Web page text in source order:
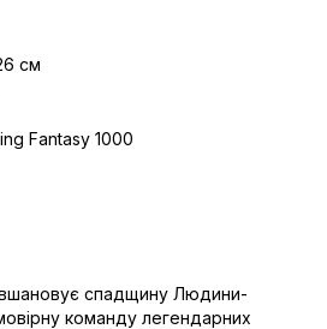
см
Fantasy 1000
спадщину Людини-
команду легендарних